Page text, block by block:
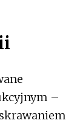
–